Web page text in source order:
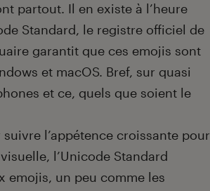
partout. Il en existe à l’heure
Standard, le registre officiel de
garantit que ces emojis sont
et macOS. Bref, sur quasi
et ce, quels que soient le
l’appétence croissante pour
l’Unicode Standard
emojis, un peu comme les